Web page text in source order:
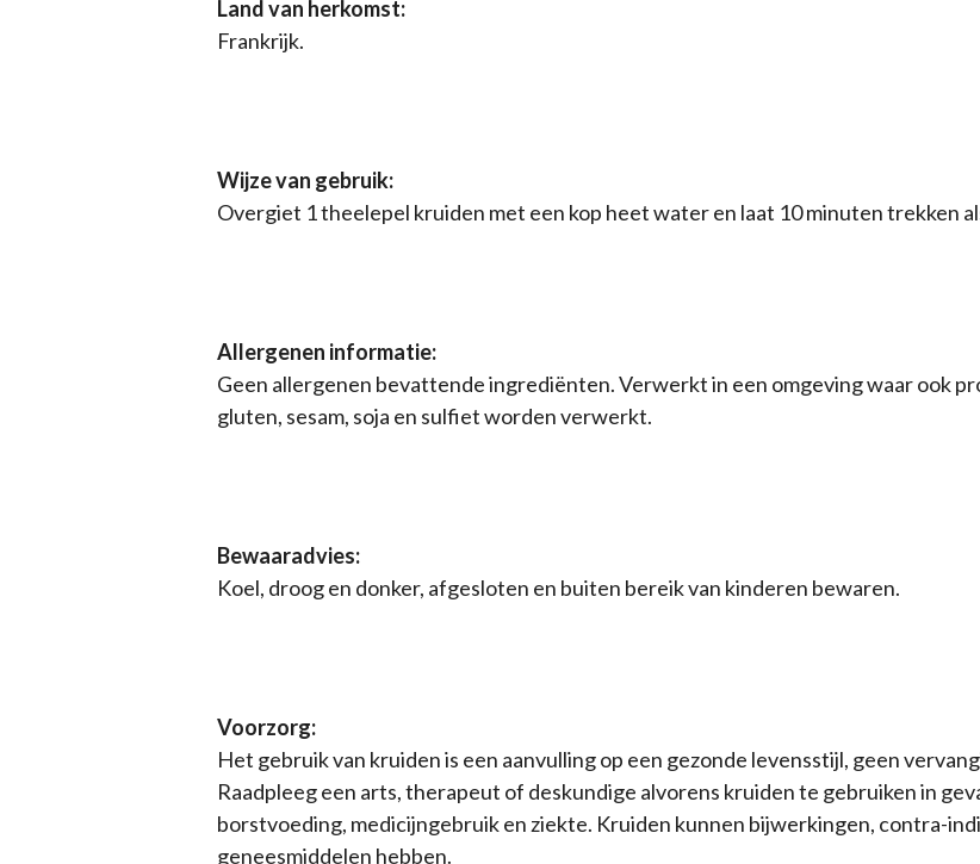
Land van herkomst:
Frankrijk.
Wijze van gebruik:
Overgiet 1 theelepel kruiden met een kop heet water en laat 10 minuten trekken
Allergenen informatie:
Geen allergenen bevattende ingrediënten. Verwerkt in een omgeving waar ook
gluten, sesam, soja en sulfiet worden verwerkt.
Bewaaradvies:
Koel, droog en donker, afgesloten en buiten bereik van kinderen bewaren.
Voorzorg:
Het gebruik van kruiden is een aanvulling op een gezonde levensstijl, geen
Raadpleeg een arts, therapeut of deskundige alvorens kruiden te gebruiken in
borstvoeding, medicijngebruik en ziekte. Kruiden kunnen bijwerkingen, contra-
geneesmiddelen hebben.